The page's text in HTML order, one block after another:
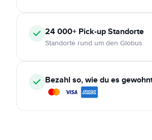
24 000+ Pick-up Standorte
Standorte rund um den Globus
Bezahl so, wie du es